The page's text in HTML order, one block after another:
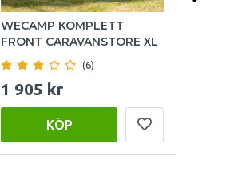
WECAMP KOMPLETT
FRONT CARAVANSTORE XL
(6)
1 905 kr
KÖP